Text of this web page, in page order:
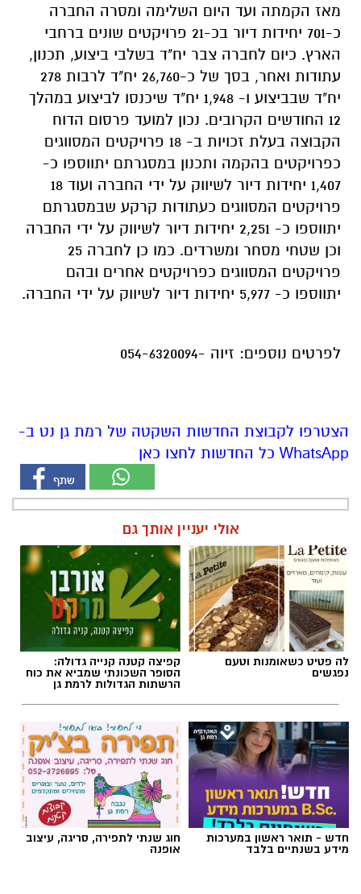
מאז הקמתה ועד היום השלימה ומסרה החברה
כ-701 יחידות דיור בכ-21 פרויקטים שונים ברחבי
הארץ. כיום לחברה צבר יח"ד בשלבי ביצוע, תכנון,
עתודות ואחר, בסך של כ-26,760 יח"ד לרבות 278
יח"ד שבביצוע ו- 1,948 יח"ד שיכנסו לביצוע במהלך
12 החודשים הקרובים. נכון למועד פרסום הדוח
הקבוצה בעלת זכויות ב- 18 פרויקטים המסווגים
כפרויקטים בהקמה ותכנון במסגרתם יתווספו כ-
1,407 יחידות דיור לשיווק על ידי החברה ועוד 18
פרויקטים המסווגים כעתודות קרקע שבמסגרתם
יתווספו כ- 2,251 יחידות דיור לשיווק על ידי החברה
וכן שטחי מסחר ומשרדים. כמו כן לחברה 25
פרויקטים המסווגים כפרויקטים אחרים ובהם
יתווספו כ- 5,977 יחידות דיור לשיווק על ידי החברה.
לפרטים נוספים: זיוה -054-6320094
הצטרפו לקבוצת החדשות השקטה של רמת גן נט ב-
WhatsApp כל החדשות לחצו כאן
אולי יעניין אותך גם
לה פטיט כשאומנות וטעם
נפגשים
קפיצה קטנה קנייה גדולה:
הסופר השכונתי שמביא את כוח
הרשתות הגדולות לרמת גן
חדש - תואר ראשון במערכות
מידע בשנתיים בלבד
חוג שנתי לתפירה, סריגה, עיצוב
אופנה